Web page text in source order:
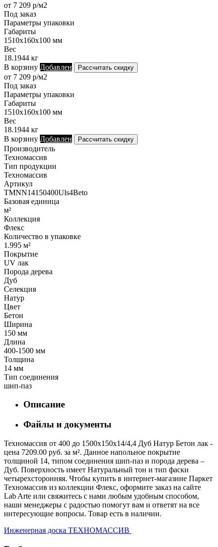
от 7 209 р/м2
Под заказ
Параметры упаковки
Габариты
1510х160х100 мм
Вес
18.1944 кг
В корзину Добавлен Рассчитать скидку
от 7 209 р/м2
Под заказ
Параметры упаковки
Габариты
1510х160х100 мм
Вес
18.1944 кг
В корзину Добавлен Рассчитать скидку
Производитель
Техномассив
Тип продукции
Техномассив
Артикул
TMNN14150400Uls4Beto
Базовая единица
м²
Коллекция
Флекс
Количество в упаковке
1.995 м²
Покрытие
UV лак
Порода дерева
Дуб
Селекция
Натур
Цвет
Бетон
Ширина
150 мм
Длина
400-1500 мм
Толщина
14 мм
Тип соединения
шип-паз
Описание
Файлы и документы
Техномассив от 400 до 1500х150х14/4,4 Дуб Натур Бетон лак -
цена 7209.00 руб. за м². Данное напольное покрытие
толщиной 14, типом соединения шип-паз и порода дерева –
Дуб. Поверхность имеет Натуральный тон и тип фаски
четырехсторонняя. Чтобы купить в интернет-магазине Паркет
Техномассив из коллекции Флекс, оформите заказ на сайте
Lab Arte или свяжитесь с нами любым удобным способом,
наши менеджеры с радостью помогут вам и ответят на все
интересующие вопросы. Товар есть в наличии.
Инженерная доска ТЕХНОМАССИВ